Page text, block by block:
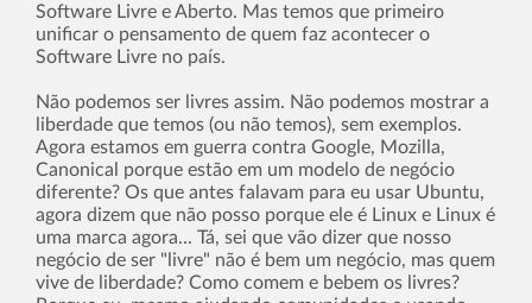
Software Livre e Aberto. Mas temos que primeiro
unificar o pensamento de quem faz acontecer o
Software Livre no paí­s.
Não podemos ser livres assim. Não podemos mostrar a
liberdade que temos (ou não temos), sem exemplos.
Agora estamos em guerra contra Google, Mozilla,
Canonical porque estão em um modelo de negócio
diferente? Os que antes falavam para eu usar Ubuntu,
agora dizem que não posso porque ele é Linux e Linux é
uma marca agora... Tá, sei que vão dizer que nosso
negócio de ser "livre" não é bem um negócio, mas quem
vive de liberdade? Como comem e bebem os livres?